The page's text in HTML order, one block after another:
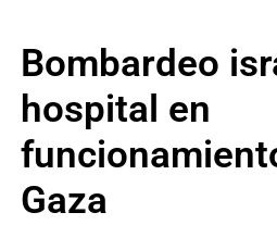
Bombardeo
hospital en
Gaza